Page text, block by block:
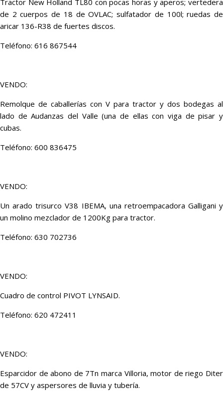
Tractor New Holland TL80 con pocas horas y aperos; vertedera
de 2 cuerpos de 18 de OVLAC; sulfatador de 100l; ruedas de
aricar 136-R38 de fuertes discos.
Teléfono: 616 867544
VENDO:
Remolque de caballerías con V para tractor y dos bodegas al
lado de Audanzas del Valle (una de ellas con viga de pisar y
cubas.
Teléfono: 600 836475
VENDO:
Un arado trisurco V38 IBEMA, una retroempacadora Galligani y
un molino mezclador de 1200Kg para tractor.
Teléfono: 630 702736
VENDO:
Cuadro de control PIVOT LYNSAID.
Teléfono: 620 472411
VENDO:
Esparcidor de abono de 7Tn marca Villoria, motor de riego Diter
de 57CV y aspersores de lluvia y tubería.